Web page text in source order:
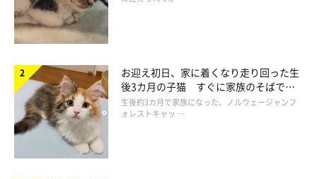
お迎え初日、家に着くなり走り回った生
後3カ月の子猫 すぐに家族のそばで落
ち着く姿に「迎えてよかった」
生後約3カ月で家族になった、ノルウェージャンフ
ォレストキャッ …